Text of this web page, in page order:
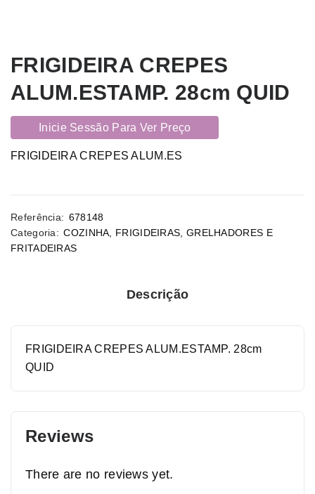
FRIGIDEIRA CREPES
ALUM.ESTAMP. 28cm QUID
Inicie Sessão Para Ver Preço
FRIGIDEIRA CREPES ALUM.ES
Referência: 678148
Categoria: COZINHA
FRIGIDEIRAS, GRELHADORES E
FRITADEIRAS
Descrição
FRIGIDEIRA CREPES ALUM.ESTAMP. 28cm
QUID
Reviews
There are no reviews yet.